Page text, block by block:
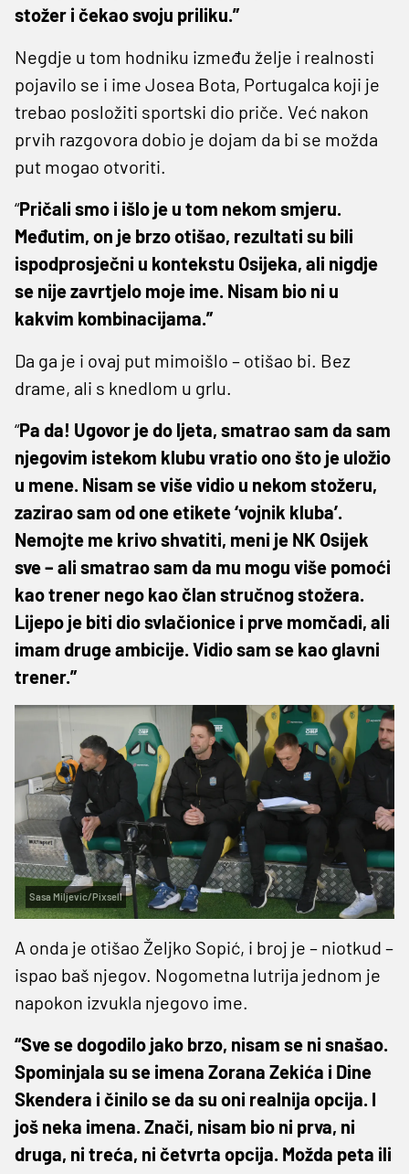
stožer i čekao svoju priliku.”
Negdje u tom hodniku između želje i realnosti
pojavilo se i ime Josea Bota, Portugalca koji je
trebao posložiti sportski dio priče. Već nakon
prvih razgovora dobio je dojam da bi se možda
put mogao otvoriti.
“Pričali smo i išlo je u tom nekom smjeru.
Međutim, on je brzo otišao, rezultati su bili
ispodprosječni u kontekstu Osijeka, ali nigdje
se nije zavrtjelo moje ime. Nisam bio ni u
kakvim kombinacijama.”
Da ga je i ovaj put mimoišlo – otišao bi. Bez
drame, ali s knedlom u grlu.
“Pa da! Ugovor je do ljeta, smatrao sam da sam
njegovim istekom klubu vratio ono što je uložio
u mene. Nisam se više vidio u nekom stožeru,
zazirao sam od one etikete ‘vojnik kluba’.
Nemojte me krivo shvatiti, meni je NK Osijek
sve – ali smatrao sam da mu mogu više pomoći
kao trener nego kao član stručnog stožera.
Lijepo je biti dio svlačionice i prve momčadi, ali
imam druge ambicije. Vidio sam se kao glavni
trener.”
Sasa Miljevic/Pixsell
A onda je otišao Željko Sopić, i broj je – niotkud –
ispao baš njegov. Nogometna lutrija jednom je
napokon izvukla njegovo ime.
“Sve se dogodilo jako brzo, nisam se ni snašao.
Spominjala su se imena Zorana Zekića i Dine
Skendera i činilo se da su oni realnija opcija. I
još neka imena. Znači, nisam bio ni prva, ni
druga, ni treća, ni četvrta opcija. Možda peta ili